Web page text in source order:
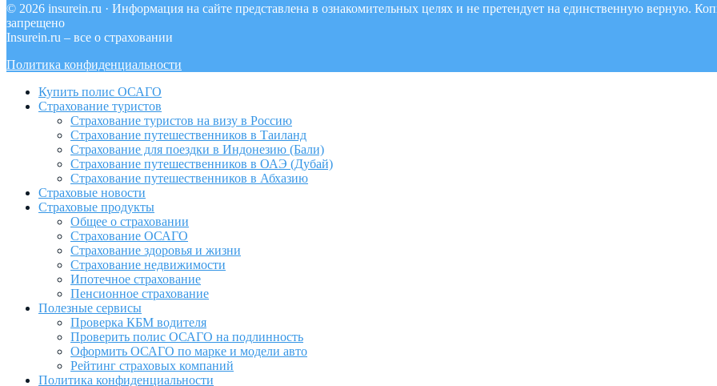
© 2026 insurein.ru · Информация на сайте представлена в ознакомительных целях и не претендует на единственную верную.
запрещено
Insurein.ru – все о страховании
Политика конфиденциальности
Купить полис ОСАГО
Страхование туристов
Страхование туристов на визу в Россию
Страхование путешественников в Таиланд
Страхование для поездки в Индонезию (Бали)
Страхование путешественников в ОАЭ (Дубай)
Страхование путешественников в Абхазию
Страховые новости
Страховые продукты
Общее о страховании
Страхование ОСАГО
Страхование здоровья и жизни
Страхование недвижимости
Ипотечное страхование
Пенсионное страхование
Полезные сервисы
Проверка КБМ водителя
Проверить полис ОСАГО на подлинность
Оформить ОСАГО по марке и модели авто
Рейтинг страховых компаний
Политика конфиденциальности